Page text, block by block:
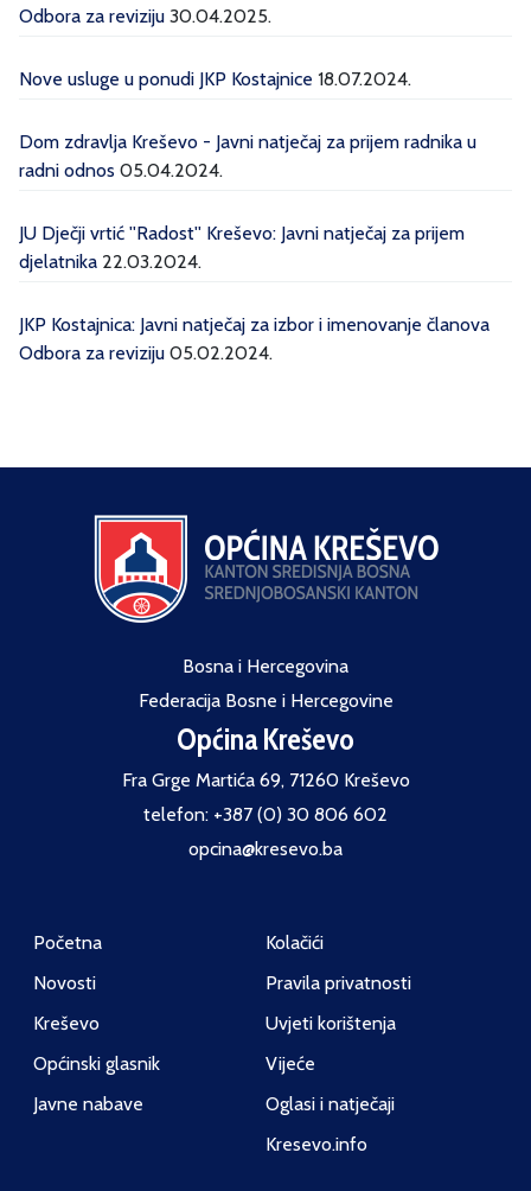
Odbora za reviziju 30.04.2025.
Nove usluge u ponudi JKP Kostajnice 18.07.2024.
Dom zdravlja Kreševo - Javni natječaj za prijem radnika u
radni odnos 05.04.2024.
JU Dječji vrtić ''Radost'' Kreševo: Javni natječaj za prijem
djelatnika 22.03.2024.
JKP Kostajnica: Javni natječaj za izbor i imenovanje članova
Odbora za reviziju 05.02.2024.
Bosna i Hercegovina
Federacija Bosne i Hercegovine
Općina Kreševo
Fra Grge Martića 69, 71260 Kreševo
telefon: +387 (0) 30 806 602
opcina@kresevo.ba
Početna
Novosti
Kreševo
Općinski glasnik
Javne nabave
Kolačići
Pravila privatnosti
Uvjeti korištenja
Vijeće
Oglasi i natječaji
Kresevo.info